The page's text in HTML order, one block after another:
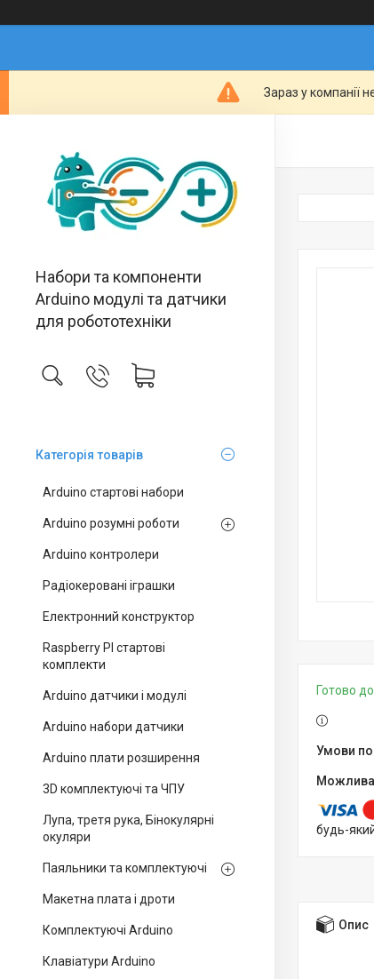
Зараз у компанії
Набори та компоненти
Arduino модулі та датчики
для робототехніки
Категорія товарів
Arduino стартові набори
Arduino розумні роботи
Arduino контролери
Радіокеровані іграшки
Електронний конструктор
Raspberry PI стартові
комплекти
Arduino датчики і модулі
Arduino набори датчики
Arduino плати розширення
3D комплектуючі та ЧПУ
Лупа, третя рука, Бінокулярні
окуляри
Паяльники та комплектуючі
Макетна плата і дроти
Комплектуючі Arduino
Клавіатури Arduino
Готово
будь-
Опис